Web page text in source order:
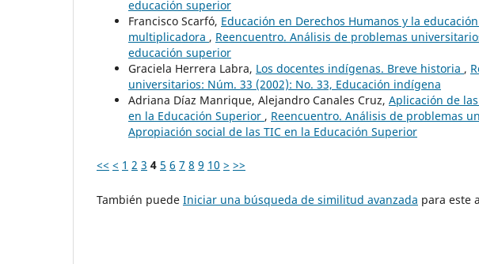
educación superior
Francisco Scarfó, Educación en Derechos Humanos y la
multiplicadora , Reencuentro. Análisis de problemas
educación superior
Graciela Herrera Labra, Los docentes indígenas. Breve historia ,
universitarios: Núm. 33 (2002): No. 33, Educación indígena
Adriana Díaz Manrique, Alejandro Canales Cruz, Aplicación de
en la Educación Superior , Reencuentro. Análisis de problemas
Apropiación social de las TIC en la Educación Superior
<< < 1 2 3 4 5 6 7 8 9 10 > >>
También puede Iniciar una búsqueda de similitud avanzada para este